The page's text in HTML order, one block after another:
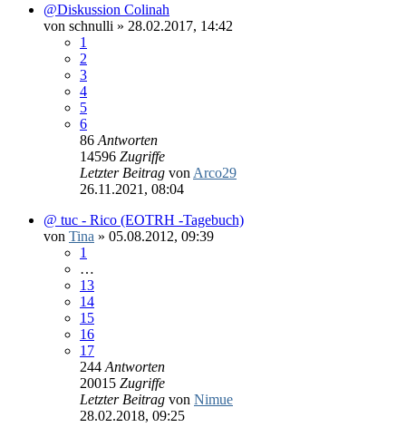
@Diskussion Colinah
von schnulli » 28.02.2017, 14:42
1
2
3
4
5
6
86 Antworten
14596 Zugriffe
Letzter Beitrag von Arco29
26.11.2021, 08:04
@ tuc - Rico (EOTRH -Tagebuch)
von Tina » 05.08.2012, 09:39
1
…
13
14
15
16
17
244 Antworten
20015 Zugriffe
Letzter Beitrag von Nimue
28.02.2018, 09:25